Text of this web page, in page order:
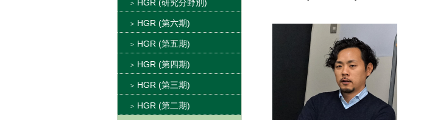
HGR (研究分野別)
HGR (第六期)
HGR (第五期)
HGR (第四期)
HGR (第三期)
HGR (第二期)